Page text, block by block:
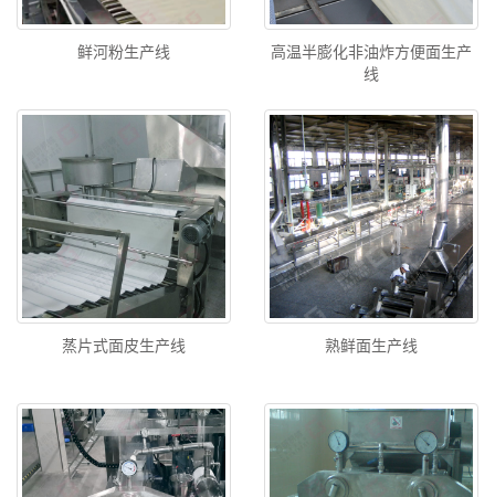
鲜河粉生产线
高温半膨化非油炸方便面生产
线
蒸片式面皮生产线 熟鲜面生产线